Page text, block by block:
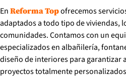
En Reforma Topofrecemos
adaptados a todo tipo de viviendas,
comunidades. Contamos con un
especializados en albañilería,
diseño de interiores para garantizar
proyectos totalmente